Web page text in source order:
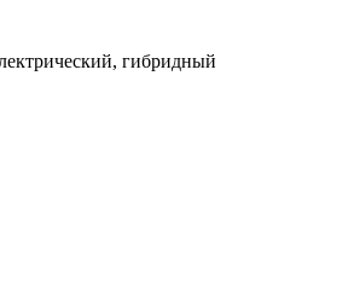
гибридный